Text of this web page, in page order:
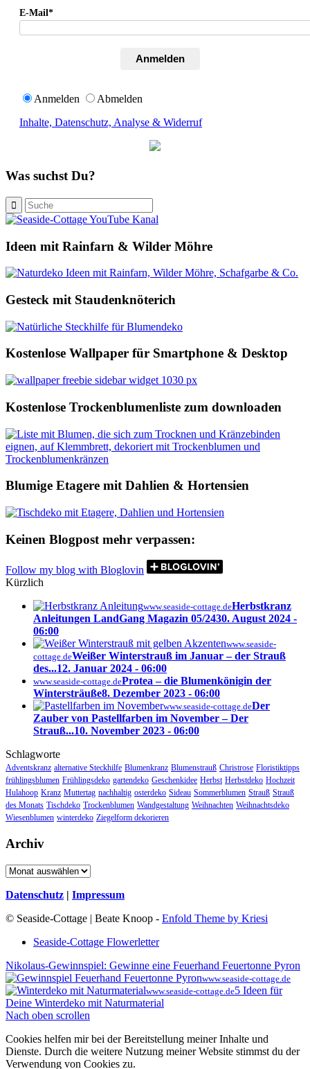
E-Mail*
Anmelden
Anmelden
Abmelden
Inhalte, Datenschutz, Analyse & Widerruf
Was suchst Du?
Ideen mit Rainfarn & Wilder Möhre
Gesteck mit Staudenknöterich
Kostenlose Wallpaper für Smartphone & Desktop
Kostenlose Trockenblumenliste zum downloaden
Blumige Etagere mit Dahlien & Hortensien
Keinen Blogpost mehr verpassen:
Follow my blog with Bloglovin
Kürzlich
www.seaside-cottage.deHerbstkranz
Anleitungen LandGang Magazin 05/2430. August 2024 -
06:00
www.seaside-
cottage.deWeißer Winterstrauß im Januar – der Strauß
des...12. Januar 2024 - 06:00
www.seaside-cottage.deProtea – die Blumenkönigin der
Wintersträuße8. Dezember 2023 - 06:00
www.seaside-cottage.deDer
Zauber von Pastellfarben im November – Der
Strauß...10. November 2023 - 06:00
Schlagworte
Adventskranz alternative Steckhilfe Blumenkranz Blumenstrauß Christrose Floristiktipps
frühlingsblumen Frühlingsdeko gartendeko Geschenkidee Herbst Herbstdeko Hochzeit
Hulahoop Kranz Muttertag nachhaltig osterdeko Sideau Sommerblumen Strauß Strauß
des Monats Tischdeko Trockenblumen Wandgestaltung Weihnachten Weihnachtsdeko
Wiesenblumen winterdeko Ziegelform dekorieren
Archiv
Archiv
Datenschutz | Impressum
© Seaside-Cottage | Beate Knoop - Enfold Theme by Kriesi
Seaside-Cottage Flowerletter
Nikolaus-Gewinnspiel: Gewinne eine Feuerhand Feuertonne Pyron
www.seaside-cottage.de
www.seaside-cottage.de5 Ideen für
Deine Winterdeko mit Naturmaterial
Nach oben scrollen
Cookies helfen mir bei der Bereitstellung meiner Inhalte und
Dienste. Durch die weitere Nutzung meiner Website stimmst du der
Verwendung von Cookies zu.